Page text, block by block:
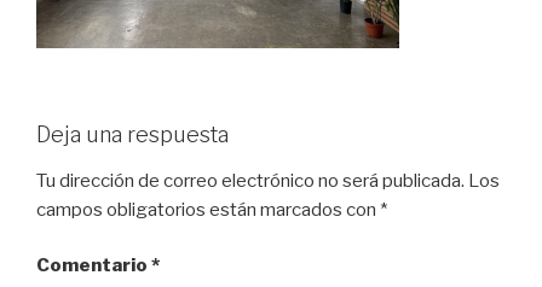
Deja una respuesta
Tu dirección de correo electrónico no será publicada. Los
campos obligatorios están marcados con *
Comentario *